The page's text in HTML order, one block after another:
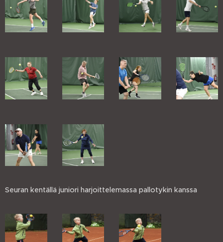
Seuran kentällä juniori harjoittelemassa pallotykin kanssa